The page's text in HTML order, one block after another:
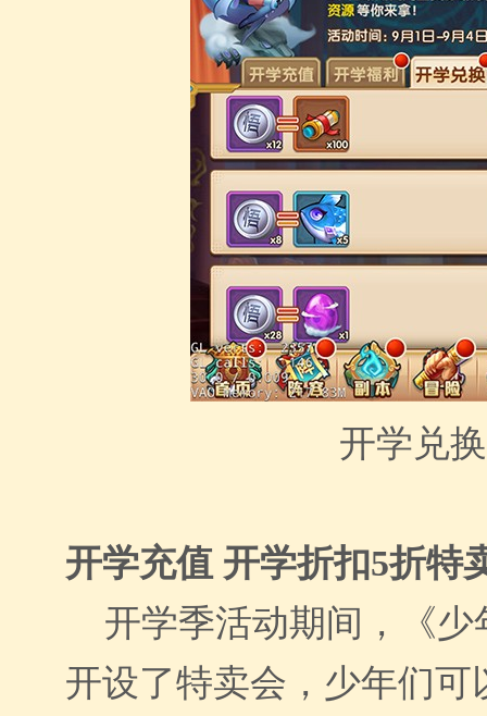
开学兑换
开学充值 开学折扣5折特
开学季活动期间，《
开设了特卖会，少年们可